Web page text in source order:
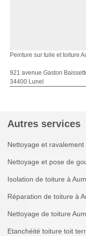
Peinture sur tuile et toiture
921 avenue Gaston
34400 Lunel
Autres services
Nettoyage et
Nettoyage et pose de
Isolation de toiture à
Réparation de toiture à
Nettoyage de toiture
Etanchéité toiture toit